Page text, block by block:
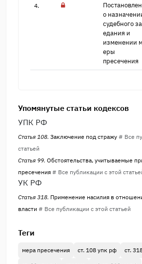
4.
о
судебного
едания и
изменении м​
еры
пресечения
Упомянутые статьи кодексов
УПК РФ
Статья 108. Заключение под стражу # Все
статьей
Статья 99. Обстоятельства, учитываемые
пресечения # Все публикации с этой
УК РФ
Статья 318. Применение насилия в
власти # Все публикации с этой статьей
Теги
мера пресечения ст. 108 упк рф ст.